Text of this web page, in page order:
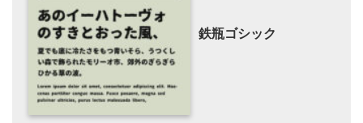
鉄瓶ゴシック